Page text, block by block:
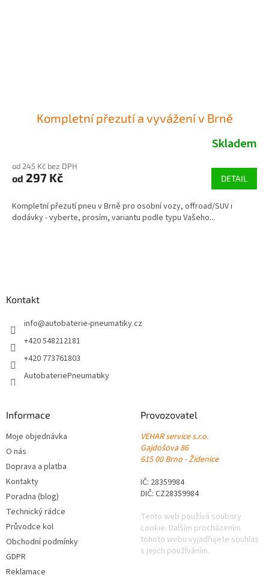
Kompletní přezutí a vyvážení v Brně
Skladem
od 245 Kč bez DPH
od 297 Kč DETAIL
Kompletní přezutí pneu v Brně pro osobní vozy, offroad/SUV i
dodávky - vyberte, prosím, variantu podle typu Vašeho...
Kontakt
info@autobaterie-pneumatiky.cz
+420 548212181
+420 773761803
AutobateriePneumatiky
Informace
Moje objednávka
O nás
Doprava a platba
Kontakty
Poradna (blog)
Technický rádce
Průvodce kol
Obchodní podmínky
GDPR
Reklamace
Provozovatel
VEHAR service s.r.o.
Gajdošova 86
615 00 Brno - Židenice
IČ: 28359984
DIČ: CZ28359984
Tento web používá soubory
cookie. Dalším procházením
tohoto webu vyjadřujete souhlas
s jejich používáním.